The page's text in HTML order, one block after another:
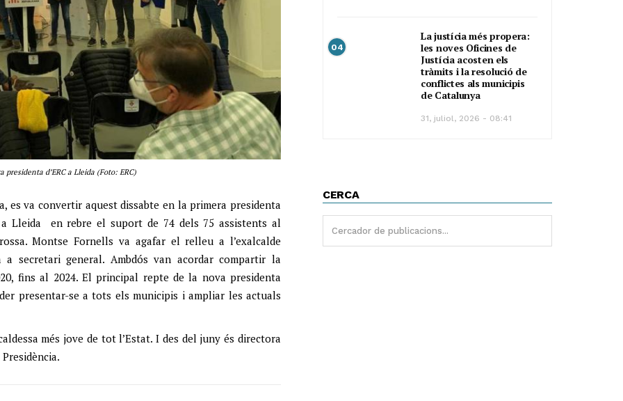
d’ERC a Lleida (Foto: ERC)
es va convertir aquest dissabte en la primera presidenta
a Lleida en rebre el suport de 74 dels 75 assistents al
Montse Fornells va agafar el relleu a l’exalcalde
secretari general. Ambdós van acordar compartir la
fins al 2024. El principal repte de la nova presidenta
presentar-se a tots els municipis i ampliar les actuals
més jove de tot l’Estat. I des del juny és directora
04
La justícia més propera:
les noves Oficines de
Justícia acosten els
tràmits i la resolució de
conflictes als municipis
de Catalunya
31, juliol, 2026 - 08:41
CERCA